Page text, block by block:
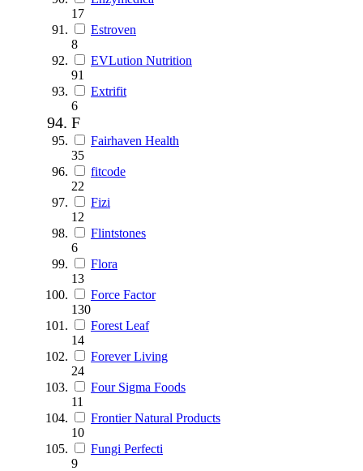
17
Estroven
8
EVLution Nutrition
91
Extrifit
6
F
Fairhaven Health
35
fitcode
22
Fizi
12
Flintstones
6
Flora
13
Force Factor
130
Forest Leaf
14
Forever Living
24
Four Sigma Foods
11
Frontier Natural Products
10
Fungi Perfecti
9